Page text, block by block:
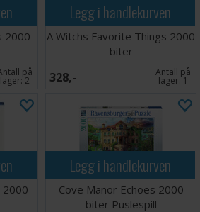
2000
på
lager:2
Legg i handlekurven
A Witchs Favorite Things 2000
biter
328,- Antall på
lager:1
2000
Legg i handlekurven
Cove Manor Echoes 2000
biter Puslespill